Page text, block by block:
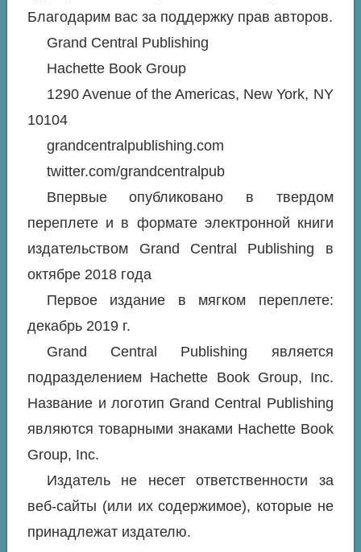
Благодарим вас за поддержку прав авторов.
Grand Central Publishing
Hachette Book Group
1290 Avenue of the Americas, New York, NY
10104
grandcentralpublishing.com
twitter.com/grandcentralpub
Впервые опубликовано в твердом
переплете и в формате электронной книги
издательством Grand Central Publishing в
октябре 2018 года
Первое издание в мягком переплете:
декабрь 2019 г.
Grand Central Publishing является
подразделением Hachette Book Group, Inc.
Название и логотип Grand Central Publishing
являются товарными знаками Hachette Book
Group, Inc.
Издатель не несет ответственности за
веб-сайты (или их содержимое), которые не
принадлежат издателю.